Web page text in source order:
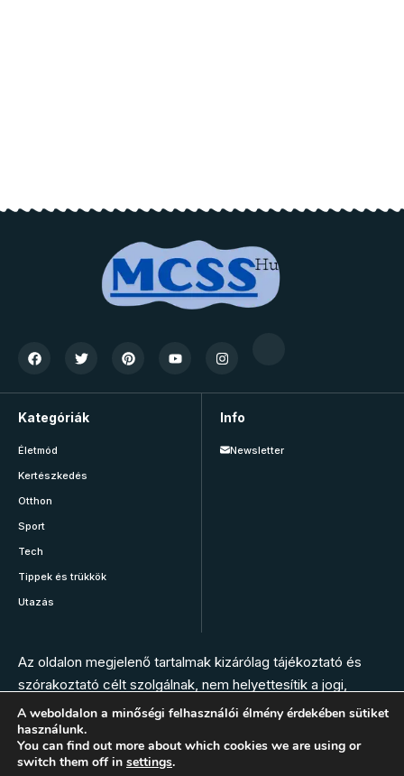
Kategóriák
Életmód
Kertészkedés
Otthon
Sport
Tech
Tippek és trükkök
Utazás
Info
Newsletter
Az oldalon megjelenő tartalmak kizárólag tájékoztató és
szórakoztató célt szolgálnak, nem helyettesítik a jogi,
orvosi, állatorvosi, gyógyszerészi vagy más szakember
tanácsát. Az oldal szerkesztésében nem vesznek részt
szakemberek. Bármilyen panasz, tünet vagy egészségügyi
A weboldalon a minőségi felhasználói élmény érdekében sütiket
használunk.
You can find out more about which cookies we are using or
switch them off in settings.